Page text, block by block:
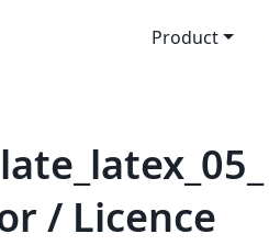
Product
/ Licence